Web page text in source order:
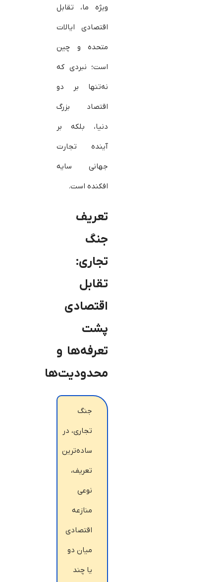
ویژه ما، تقابل
اقتصادی ایالات
متحده و چین
است؛ نبردی که
نه‌تنها بر دو
اقتصاد بزرگ
دنیا، بلکه بر
آینده تجارت
جهانی سایه
افکنده است.
تعریف
جنگ
تجاری:
تقابل
اقتصادی
پشت
تعرفه‌ها و
محدودیت‌ها
جنگ
تجاری، در
ساده‌ترین
تعریف،
نوعی
منازعه
اقتصادی
میان دو
یا چند